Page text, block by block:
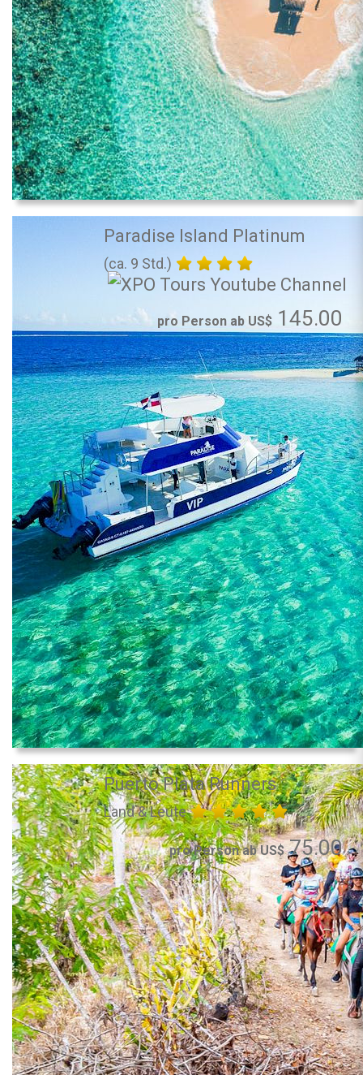
Paradise Island Platinum
(ca. 9 Std.)
pro Person ab US$ 145.00
Puerto Plata Runners
Land & Leute
pro Person ab US$75.00